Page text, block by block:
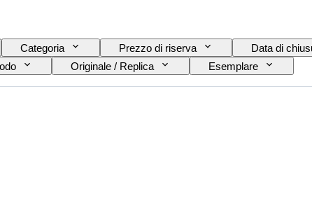
Categoria Prezzo di riserva Data di
Originale / Replica Esemplare